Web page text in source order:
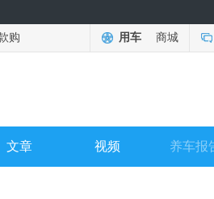
购 用车 商城
文章 视频 养车报